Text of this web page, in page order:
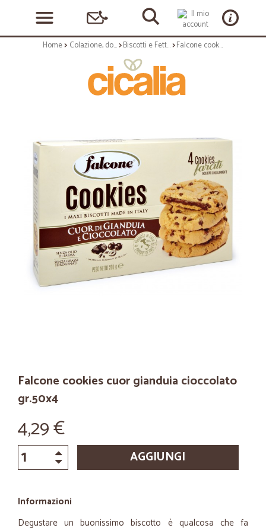
Home Colazione, dolciumi e snack Biscotti e Fette Biscottate Falcone cookies cuor gianduia cioccolato gr.50x4
Falcone cookies cuor gianduia cioccolato
gr.50x4
4,29 €
AGGIUNGI
Informazioni
Degustare un buonissimo biscotto è qualcosa che fa